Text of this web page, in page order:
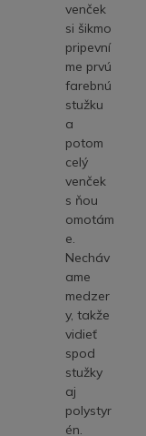
venček
si šikmo
pripevní
me prvú
farebnú
stužku
a
potom
celý
venček
s ňou
omotám
e.
Necháv
ame
medzer
y, takže
vidieť
spod
stužky
aj
polystyr
én.